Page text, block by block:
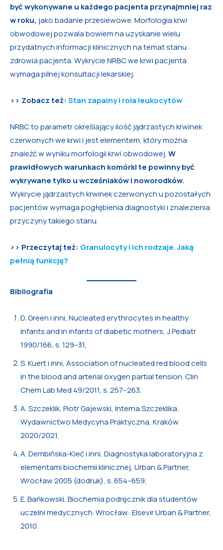
być wykonywane u każdego pacjenta przynajmniej raz
w roku, jako badanie przesiewowe. Morfologia krwi
obwodowej pozwala bowiem na uzyskanie wielu
przydatnych informacji klinicznych na temat stanu
zdrowia pacjenta. Wykrycie NRBC we krwi pacjenta
wymaga pilnej konsultacji lekarskiej.
>> Zobacz też: Stan zapalny i rola leukocytów
NRBC to parametr określający ilość jądrzastych krwinek
czerwonych we krwi i jest elementem, który można
znaleźć w wyniku morfologii krwi obwodowej.W
prawidłowych warunkach komórki te powinny być
wykrywane tylko u wcześniaków i noworodków.
Wykrycie jądrzastych krwinek czerwonych u pozostałych
pacjentów wymaga pogłębienia diagnostyki i znalezienia
przyczyny takiego stanu.
>> Przeczytaj też: Granulocyty i ich rodzaje. Jaką
pełnią funkcję?
Bibliografia
D. Green i inni, Nucleated erythrocytes in healthy
infants and in infants of diabetic mothers, J Pediatr
1990/166, s. 129–31,
S. Kuert i inni, Association of nucleated red blood cells
in the blood and arterial oxygen partial tension. Clin
Chem Lab Med 49/2011, s. 257–263,
A. Szczeklik, Piotr Gajewski, Interna Szczeklika,
Wydawnictwo Medycyna Praktyczna, Kraków
2020/2021,
A. Dembińska-Kieć i inni, Diagnostyka laboratoryjna z
elementami biochemii klinicznej, Urban & Partner,
Wrocław 2005 (dodruk), s. 654–659,
E. Bańkowski, Biochemia podręcznik dla studentów
uczelni medycznych. Wrocław: Elsevir Urban & Partner,
2010.